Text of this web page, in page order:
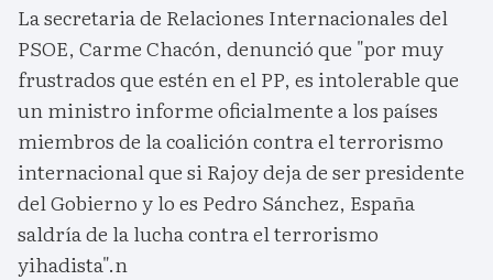
La secretaria de Relaciones Internacionales del
PSOE, Carme Chacón, denunció que "por muy
frustrados que estén en el PP, es intolerable que
un ministro informe oficialmente a los países
miembros de la coalición contra el terrorismo
internacional que si Rajoy deja de ser presidente
del Gobierno y lo es Pedro Sánchez, España
saldría de la lucha contra el terrorismo
yihadista".n